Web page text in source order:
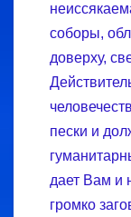
соборы,
доверху,
пески и
дает Вам и
громко